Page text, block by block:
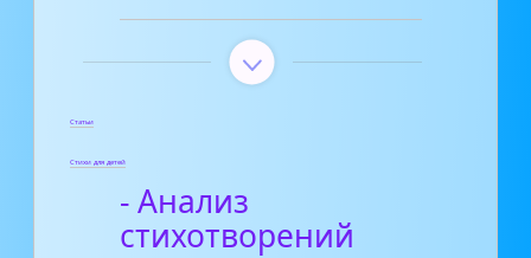
Статьи
Стихи для детей
- Анализ
стихотворений